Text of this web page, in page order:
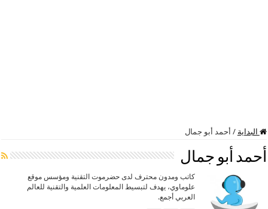
البداية / أحمد أبو جمال
أحمد أبو جمال
كاتب ومدون محترف لدى حضرموت التقنية ومؤسس موقع
علوماوي، يهدف لتبسيط المعلومات العلمية والتقنية للعالم
العربي أجمع.